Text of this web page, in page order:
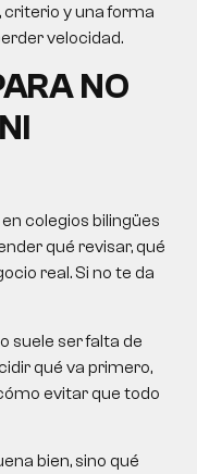
y una forma
velocidad.
NO
colegios bilingües
qué revisar, qué
real. Si no te da
suele ser falta de
qué va primero,
evitar que todo
bien, sino qué